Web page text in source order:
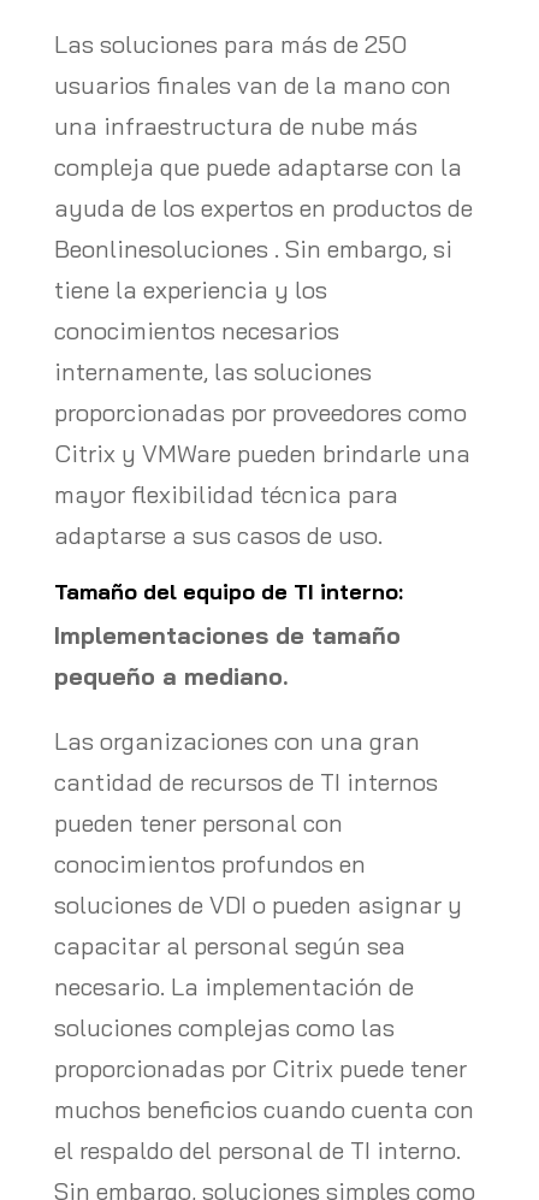
Las soluciones para más de 250
usuarios finales van de la mano con
una infraestructura de nube más
compleja que puede adaptarse con la
ayuda de los expertos en productos de
Beonlinesoluciones . Sin embargo, si
tiene la experiencia y los
conocimientos necesarios
internamente, las soluciones
proporcionadas por proveedores como
Citrix y VMWare pueden brindarle una
mayor flexibilidad técnica para
adaptarse a sus casos de uso.
Tamaño del equipo de TI interno:
Implementaciones de tamaño
pequeño a mediano.
Las organizaciones con una gran
cantidad de recursos de TI internos
pueden tener personal con
conocimientos profundos en
soluciones de VDI o pueden asignar y
capacitar al personal según sea
necesario. La implementación de
soluciones complejas como las
proporcionadas por Citrix puede tener
muchos beneficios cuando cuenta con
el respaldo del personal de TI interno.
Sin embargo, soluciones simples como